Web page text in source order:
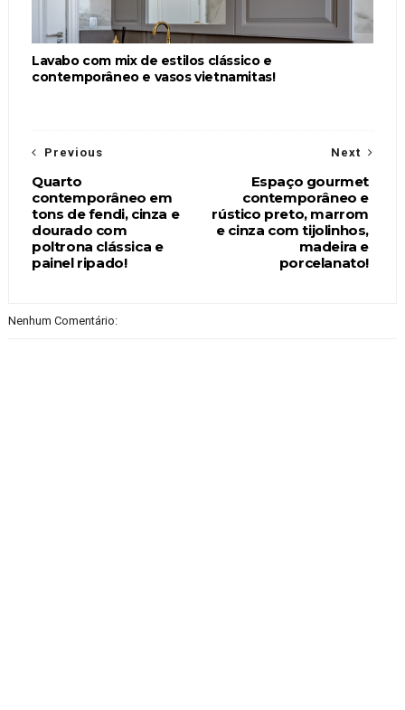
Lavabo com mix de estilos clássico e
contemporâneo e vasos vietnamitas!
Next
Espaço gourmet
contemporâneo e
rústico preto, marrom
e cinza com tijolinhos,
madeira e
porcelanato!
Previous
Quarto
contemporâneo em
tons de fendi, cinza e
dourado com
poltrona clássica e
painel ripado!
Nenhum Comentário: